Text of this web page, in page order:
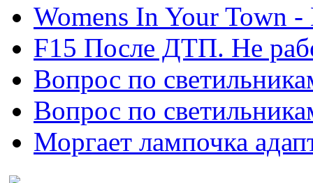
Womens In Your Town
F15 После ДТП. Не
Вопрос по
Вопрос по
Моргает лампочка